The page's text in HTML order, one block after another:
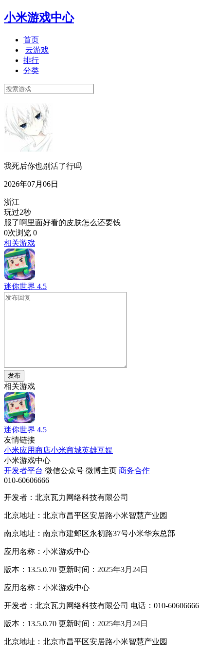
小米游戏中心
首页
云游戏
排行
分类
我死后你也别活了行吗
2026年07月06日
浙江
玩过2秒
服了啊里面好看的皮肤怎么还要钱
0次浏览 0
相关游戏
迷你世界 4.5
发布
相关游戏
迷你世界 4.5
友情链接
小米应用商店小米商城英雄互娱
小米游戏中心
开发者平台 微信公众号 微博主页 商务合作
010-60606666
开发者：北京瓦力网络科技有限公司
北京地址：北京市昌平区安居路小米智慧产业园
南京地址：南京市建邺区永初路37号小米华东总部
应用名称：小米游戏中心
版本：13.5.0.70 更新时间：2025年3月24日
应用名称：小米游戏中心
开发者：北京瓦力网络科技有限公司 电话：010-60606666
版本：13.5.0.70 更新时间：2025年3月24日
北京地址：北京市昌平区安居路小米智慧产业园